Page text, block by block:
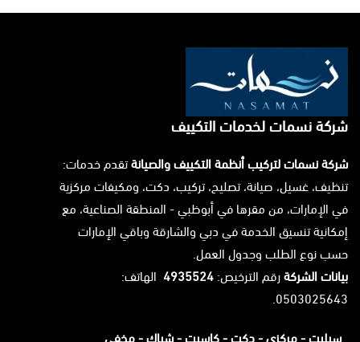
شركة نسمات لخدمات التكييف
شركة نسمات لتركيب أنظمة التكييف والصيانةتقدم خدمات:
تنظيف، غسيل، صيانة، تصليح، تركيب، دكت، ومكيفات مركزية
في الإمارات، من مقرها في أبوظبي - المنطقة الصناعية، مع
إمكانية تنسيق الخدمة في دبي والشارقة وباقي الإمارات
حسب نوع الطلب وجدول العمل.
بيانات الشركةرقم الترخيص: 4935524 الهاتف:
0503025643.